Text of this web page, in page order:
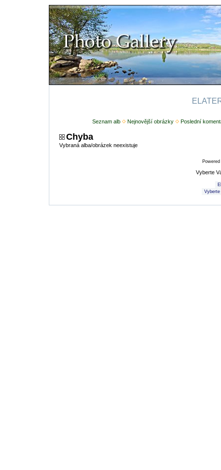
Seznam alb Nejnovější obrázky Poslední
Chyba
Vybraná alba/obrázek neexistuje
Vyberte